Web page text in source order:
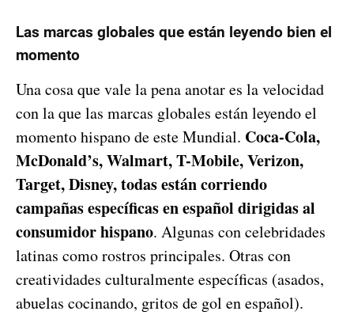
Las marcas globales que están leyendo bien el
momento
Una cosa que vale la pena anotar es la velocidad
con la que las marcas globales están leyendo el
momento hispano de este Mundial. Coca-Cola,
McDonald’s, Walmart, T-Mobile, Verizon,
Target, Disney, todas están corriendo
campañas específicas en español dirigidas al
consumidor hispano. Algunas con celebridades
latinas como rostros principales. Otras con
creatividades culturalmente específicas (asados,
abuelas cocinando, gritos de gol en español).